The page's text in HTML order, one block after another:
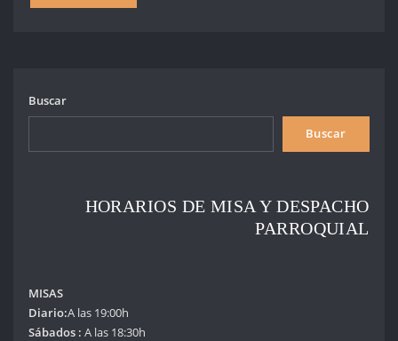
Buscar
Buscar
HORARIOS DE MISA Y DESPACHO
PARROQUIAL
MISAS
Diario:A las 19:00h
Sábados : A las 18:30h